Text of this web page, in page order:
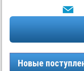
Новые